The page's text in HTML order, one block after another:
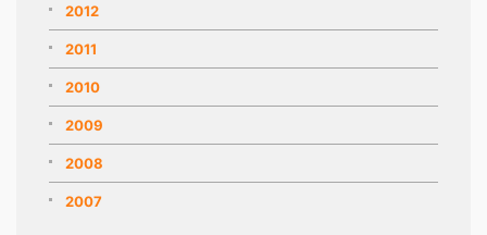
2012
2011
2010
2009
2008
2007